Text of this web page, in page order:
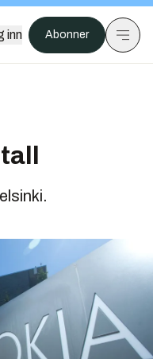
inn Abonner